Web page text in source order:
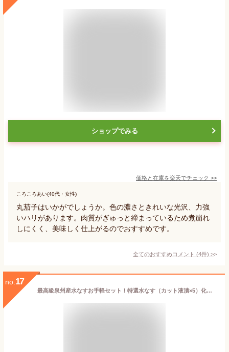
ショップでみる
価格と在庫を楽天でチェック >>
ころころあい(40代・女性)
丸茄子はいかがでしょうか。色の濃さときれいな光沢、力強
いハリがあります。肉質がぎゅっと締まっているため煮崩れ
しにくく、美味しく仕上がるのでおすすめです。
全てのおすすめコメント (4件) >
no. 17
最高級泉州産水なすお手軽セット！特選水なす（カット液漬×5）化粧箱入☆水ナスカット液漬け【水茄子】【漬物】